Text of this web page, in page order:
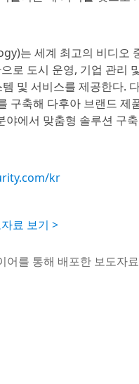
는 세계 최고의 비디오
로 도시 운영, 기업 관리
및 서비스를 제공한다.
구축해 다후아 브랜드
야에서 맞춤형 솔루션 구
kr
료 보기 >
어를 통해 배포한 보도자